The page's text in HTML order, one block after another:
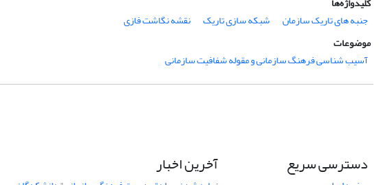
جنبه های تاریک سازمان
شبکه سازی تاریک
نقشه نگاشت فازی
موضوعات
آسیب شناسی فرهنگ سازمانی و مقوله شفافیت سازمانی
دسترسی سریع آخرین اخبار